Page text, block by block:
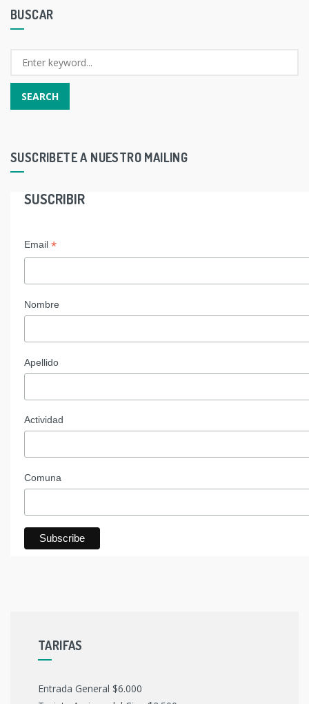
BUSCAR
SUSCRIBETE A NUESTRO MAILING
SUSCRIBIR
Email *
Nombre
Apellido
Actividad
Comuna
TARIFAS
Entrada General $6.000